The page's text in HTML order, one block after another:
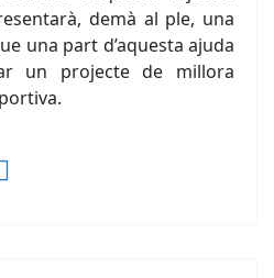
demà al ple, una
una part d’aquesta ajuda
un projecte de millora